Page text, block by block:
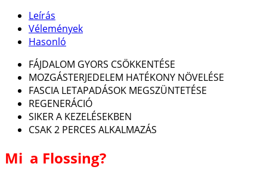
Leírás
Vélemények
Hasonló
FÁJDALOM GYORS CSÖKKENTÉSE
MOZGÁSTERJEDELEM HATÉKONY NÖVELÉSE
FASCIA LETAPADÁSOK MEGSZÜNTETÉSE
REGENERÁCIÓ
SIKER A KEZELÉSEKBEN
CSAK 2 PERCES ALKALMAZÁS
Mi a Flossing?